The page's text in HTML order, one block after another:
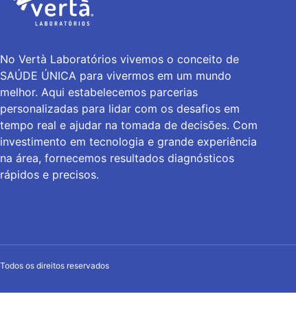
No Vertà Laboratórios vivemos o conceito de
SAÚDE ÚNICA para vivermos em um mundo
melhor. Aqui estabelecemos parcerias
personalizadas para lidar com os desafios em
tempo real e ajudar na tomada de decisões. Com
investimento em tecnologia e grande experiência
na área, fornecemos resultados diagnósticos
rápidos e precisos.
Todos os direitos reservados